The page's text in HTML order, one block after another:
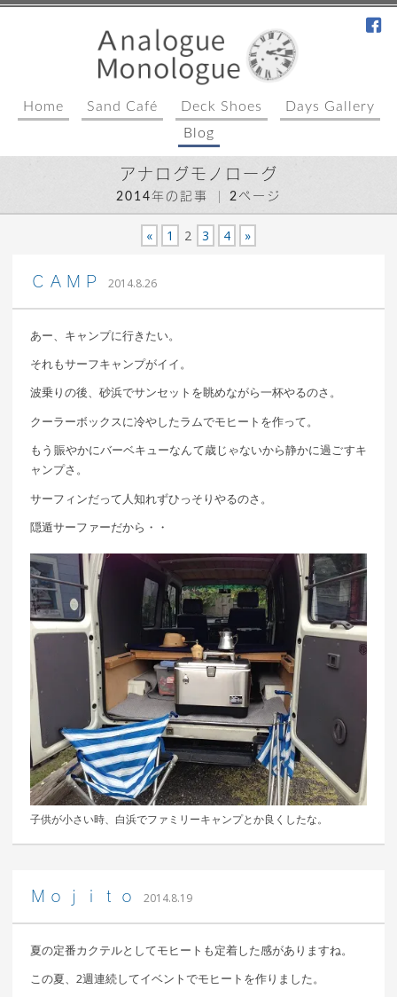
Home Sand Café Deck Shoes
Days Gallery
Blog
アナログモノローグ
2014年の記事 2ページ
« 1 2 3 4 »
ＣＡＭＰ 2014.8.26｜ 更新日：
込山 敏郎
あー、キャンプに行きたい。
それもサーフキャンプがイイ。
波乗りの後、砂浜でサンセットを眺めながら一杯やるのさ。
クーラーボックスに冷やしたラムでモヒートを作って。
もう賑やかにバーベキューなんて歳じゃないから静かに過ごすキ
ャンプさ。
サーフィンだって人知れずひっそりやるのさ。
隠遁サーファーだから・・
子供が小さい時、白浜でファミリーキャンプとか良くしたな。
Ｍｏｊｉｔｏ 2014.8.19｜ 更新日：
込山 敏郎
夏の定番カクテルとしてモヒートも定着した感がありますね。
この夏、2週連続してイベントでモヒートを作りました。